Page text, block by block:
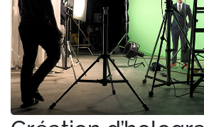
Le Studio
Clients
Case Studies